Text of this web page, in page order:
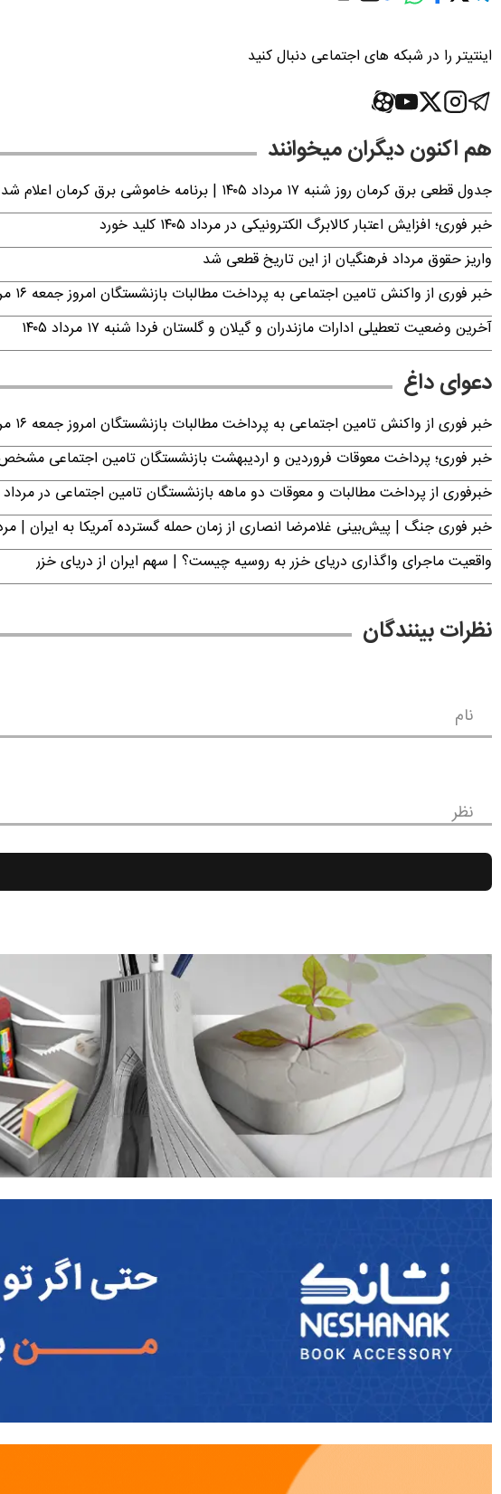
اینتیتر را در شبکه های اجتماعی دنبال کنید
هم اکنون دیگران میخوانند
جدول قطعی برق کرمان روز شنبه ۱۷ مرداد ۱۴۰۵ | برنامه خاموشی برق کرمان اعلام شد
خبر فوری؛ افزایش اعتبار کالابرگ الکترونیکی در مرداد ۱۴۰۵ کلید خورد
واریز حقوق مرداد فرهنگیان از این تاریخ قطعی شد
خبر فوری از واکنش تامین اجتماعی به پرداخت مطالبات بازنشستگان امروز جمعه ۱۶ مرداد ۱۴۰۵
آخرین وضعیت تعطیلی ادارات مازندران و گیلان و گلستان فردا شنبه ۱۷ مرداد ۱۴۰۵
دعوای داغ
خبر فوری از واکنش تامین اجتماعی به پرداخت مطالبات بازنشستگان امروز جمعه ۱۶ مرداد ۱۴۰۵
خبر فوری؛ پرداخت معوقات فروردین و اردیبهشت بازنشستگان تامین اجتماعی
خبرفوری از پرداخت مطالبات و معوقات دو ماهه بازنشستگان تامین اجتماعی در مرداد ۱۴۰۵
خبر فوری جنگ | پیش‌بینی غلامرضا انصاری از زمان حمله گسترده آمریکا به ایران |
واقعیت ماجرای واگذاری دریای خزر به روسیه چیست؟ | سهم ایران از دریای خزر
نظرات بینندگان
نام
نظر